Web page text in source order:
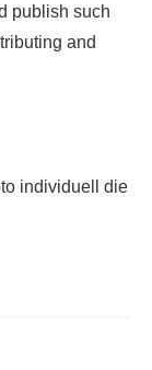
publish such
and
individuell die